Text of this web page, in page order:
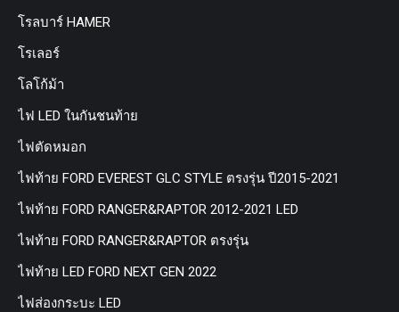
โรลบาร์ HAMER
โรเลอร์
โลโก้ม้า
ไฟ LED ในกันชนท้าย
ไฟตัดหมอก
ไฟท้าย FORD EVEREST GLC STYLE ตรงรุ่น ปี2015-2021
ไฟท้าย FORD RANGER&RAPTOR 2012-2021 LED
ไฟท้าย FORD RANGER&RAPTOR ตรงรุ่น
ไฟท้าย LED FORD NEXT GEN 2022
ไฟส่องกระบะ LED